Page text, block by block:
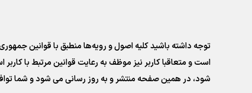
توجه داشته باشید کلیه اصول و رویه‏‌ها منطبق با قوانین
است و متعاقبا کاربر نیز موظف به رعایت قوانین مرتبط با
شود، در همین صفحه منتشر و به روز رسانی می شود و شما